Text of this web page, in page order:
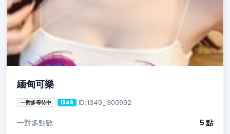
緬甸可樂
一對多等待中 i349 ID: i349_300992
一對多點數
5 點